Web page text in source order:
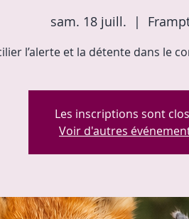
sam. 18 juill.
  |
l’alerte et la détente dans le
Les inscriptions sont
Voir d'autres